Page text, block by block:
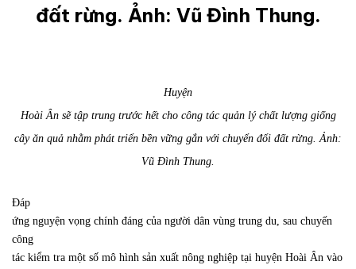
Huyện
Hoài Ân sẽ tập trung trước hết cho công tác quản lý chất lượng giống
cây ăn quả nhằm phát triển bền vững gắn với chuyển đổi đất rừng. Ảnh:
Vũ Đình Thung.
Đáp
ứng nguyện vọng chính đáng của người dân vùng trung du, sau chuyến
công
tác kiểm tra một số mô hình sản xuất nông nghiệp tại huyện Hoài Ân vào